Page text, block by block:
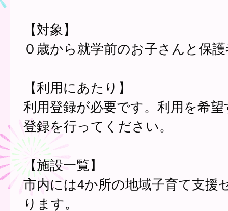
【対象】
０歳から就学前のお子さんと保
【利用にあたり】
利用登録が必要です。利用を希
登録を行ってください。
【施設一覧】
市内には4か所の地域子育て支援
ります。